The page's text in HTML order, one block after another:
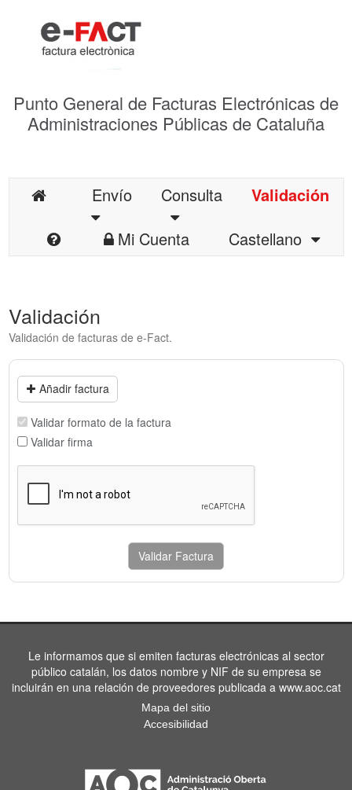
Punto General de Facturas Electrónicas de
Administraciones Públicas de Cataluña
Envío Consulta
Validación
Mi Cuenta
Castellano
Validación
Validación de facturas de e-Fact.
Añadir factura
Validar formato de la factura
Validar firma
Validar Factura
Le informamos que si emiten facturas electrónicas al sector
público catalán, los datos nombre y NIF de su empresa se
incluirán en una relación de proveedores publicada a www.aoc.cat
Mapa del sitio
Accesibilidad